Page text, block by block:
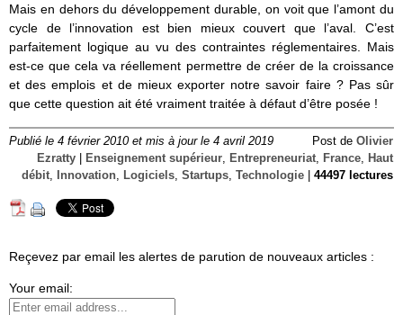
Mais en dehors du développement durable, on voit que l’amont du
cycle de l’innovation est bien mieux couvert que l’aval. C’est
parfaitement logique au vu des contraintes réglementaires. Mais
est-ce que cela va réellement permettre de créer de la croissance
et des emplois et de mieux exporter notre savoir faire ? Pas sûr
que cette question ait été vraiment traitée à défaut d’être posée !
Publié le 4 février 2010 et mis à jour le 4 avril 2019 Post de Olivier
Ezratty
Enseignement supérieur Entrepreneuriat France
Haut
débit
Innovation Logiciels Startups Technologie 44497 lectures
Reçevez par email les alertes de parution de nouveaux articles :
Your email: